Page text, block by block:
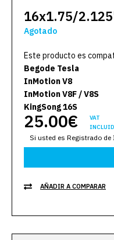
16x1.75/
Agotado
Este producto es
Begode Tesla
InMotion V8
InMotion V8F / V8S
KingSong 16S
25.00€
VAT
Si usted es Registrado
AÑADIR A COMPARAR